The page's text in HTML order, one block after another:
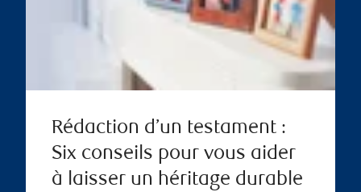
Rédaction d’un testament :
Six conseils pour vous aider
à laisser un héritage durable